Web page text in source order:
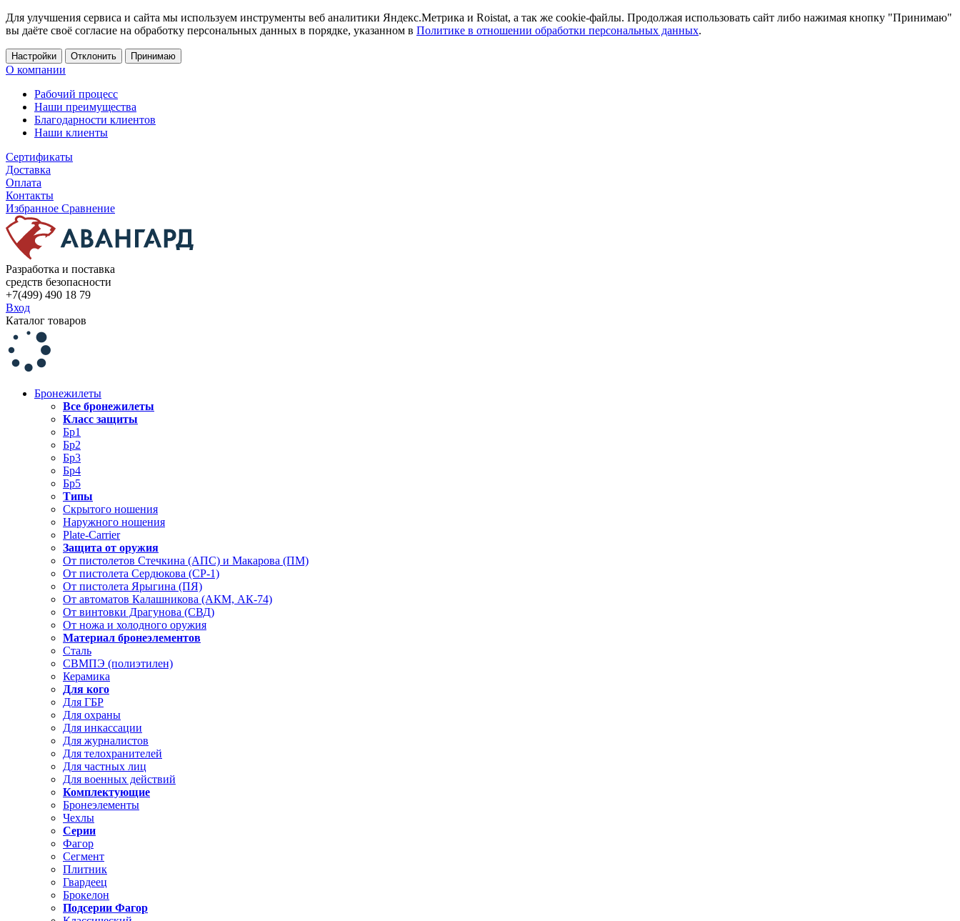
Для улучшения сервиса и сайта мы используем инструменты веб аналитики Яндекс.Метрика и Roistat, а так же cookie-файлы. Продолжая использовать сайт либо нажимая кнопку "Принимаю"
вы даёте своё согласие на обработку персональных данных в порядке, указанном в Политике в отношении обработки персональных данных.
Настройки Отклонить Принимаю
О компании
Рабочий процесс
Наши преимущества
Благодарности клиентов
Наши клиенты
Сертификаты
Доставка
Оплата
Контакты
Избранное Сравнение
Разработка и поставка
средств безопасности
+7(499) 490 18 79
Вход
Каталог товаров
Бронежилеты
Все бронежилеты
Класс защиты
Бр1
Бр2
Бр3
Бр4
Бр5
Типы
Скрытого ношения
Наружного ношения
Plate-Carrier
Защита от оружия
От пистолетов Стечкина (АПС) и Макарова (ПМ)
От пистолета Сердюкова (СР-1)
От пистолета Ярыгина (ПЯ)
От автоматов Калашникова (АКМ, АК-74)
От винтовки Драгунова (СВД)
От ножа и холодного оружия
Материал бронеэлементов
Сталь
СВМПЭ (полиэтилен)
Керамика
Для кого
Для ГБР
Для охраны
Для инкассации
Для журналистов
Для телохранителей
Для частных лиц
Для военных действий
Комплектующие
Бронеэлементы
Чехлы
Серии
Фагор
Сегмент
Плитник
Гвардеец
Брокелон
Подсерии Фагор